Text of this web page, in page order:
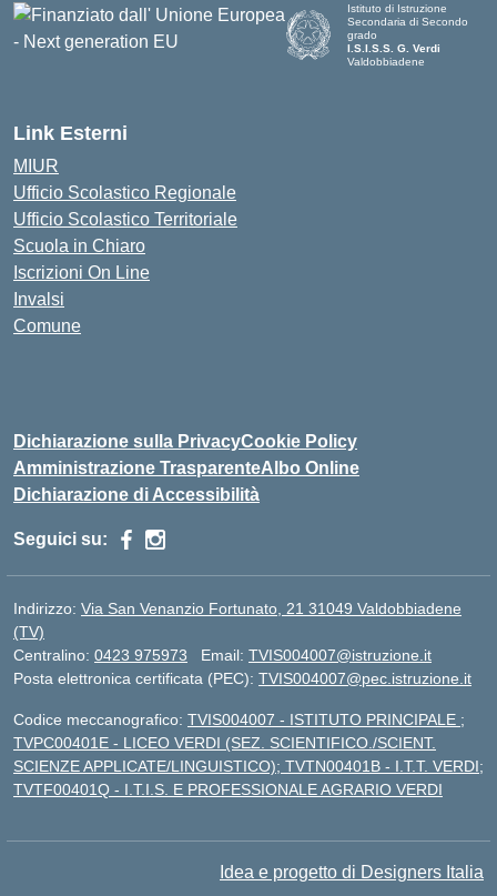
Istituto di Istruzione
Secondaria di Secondo
grado
I.S.I.S.S. G. Verdi
Valdobbiadene
Link Esterni
MIUR
Ufficio Scolastico Regionale
Ufficio Scolastico Territoriale
Scuola in Chiaro
Iscrizioni On Line
Invalsi
Comune
Dichiarazione sulla PrivacyCookie Policy
Amministrazione TrasparenteAlbo Online
Dichiarazione di Accessibilità
Seguici su:
Indirizzo: Via San Venanzio Fortunato, 21 31049 Valdobbiadene
(TV)
Centralino: 0423 975973 Email: TVIS004007@istruzione.it
Posta elettronica certificata (PEC): TVIS004007@pec.istruzione.it
Codice meccanografico: TVIS004007 - ISTITUTO PRINCIPALE ;
TVPC00401E - LICEO VERDI (SEZ. SCIENTIFICO./SCIENT.
SCIENZE APPLICATE/LINGUISTICO); TVTN00401B - I.T.T. VERDI;
TVTF00401Q - I.T.I.S. E PROFESSIONALE AGRARIO VERDI
Idea e progetto di Designers Italia